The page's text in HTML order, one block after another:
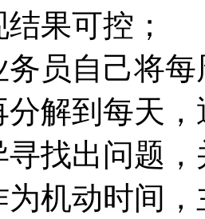
结果可控；
自己将每
分解到每天
寻找出问题
为机动时间